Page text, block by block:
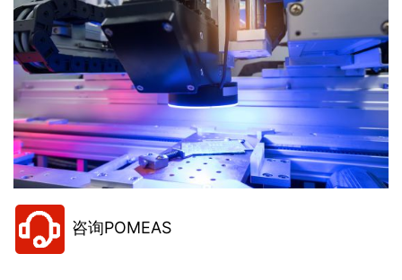
咨询POMEAS